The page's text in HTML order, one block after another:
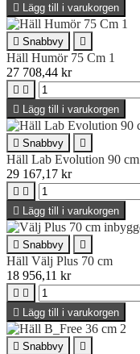
 Lägg till i varukorgen
 Snabbvy 
Häll Humör 75 Cm 1
27 708,44 kr
 
 Lägg till i varukorgen
 Snabbvy 
Häll Lab Evolution 90 cm
29 167,17 kr
 
 Lägg till i varukorgen
 Snabbvy 
Häll Välj Plus 70 cm
18 956,11 kr
 
 Lägg till i varukorgen
 Snabbvy 